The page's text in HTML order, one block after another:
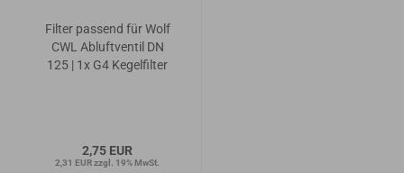
Filter passend für Wolf
CWL Abluftventil DN
125 | 1x G4 Kegelfilter
2,75 EUR
2,31 EUR zzgl. 19% MwSt.